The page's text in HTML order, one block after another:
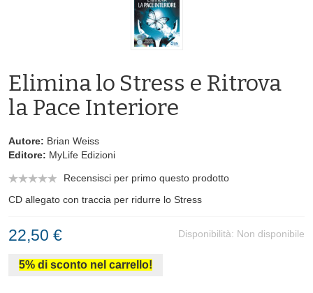
Elimina lo Stress e Ritrova
la Pace Interiore
Autore: Brian Weiss
Editore: MyLife Edizioni
Recensisci per primo questo prodotto
CD allegato con traccia per ridurre lo Stress
Disponibilità: Non disponibile
22,50 €
5% di sconto nel carrello!